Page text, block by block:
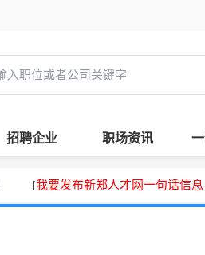
招聘企业 职场资讯
[我要发布新郑人才网一句话信息